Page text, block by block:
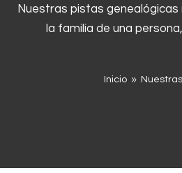
Nuestras pistas
la familia de una
Inicio 9